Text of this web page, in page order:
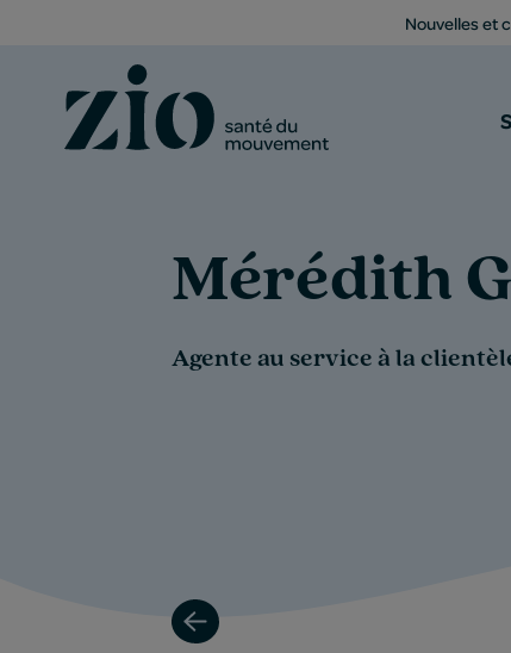
Nouvelles et
Mérédith
Agente au service à la